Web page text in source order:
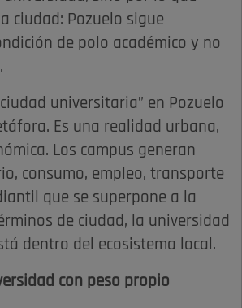
ciudad: Pozuelo sigue
de polo académico y no
universitaria” en Pozuelo
Es una realidad urbana,
Los campus generan
consumo, empleo, transporte
que se superpone a la
de ciudad, la universidad
dentro del ecosistema local.
con peso propio